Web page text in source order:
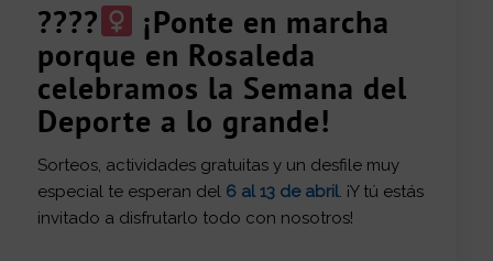
????‍
¡Ponte en marcha
porque en Rosaleda
celebramos la Semana del
Deporte a lo grande!
Sorteos, actividades gratuitas y un desfile muy
especial te esperan del 6 al 13 de abril. ¡Y tú estás
invitado a disfrutarlo todo con nosotros!